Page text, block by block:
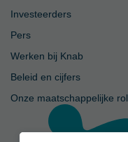
Investeerders
Pers
Werken bij Knab
Beleid en cijfers
Onze maatschappelijke rol